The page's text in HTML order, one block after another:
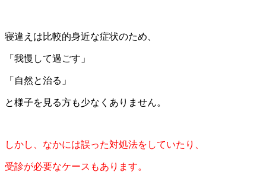
寝違えは比較的身近な症状のため、
「我慢して過ごす」
「自然と治る」
と様子を見る方も少なくありません。
しかし、なかには誤った対処法をしていたり、
受診が必要なケースもあります。